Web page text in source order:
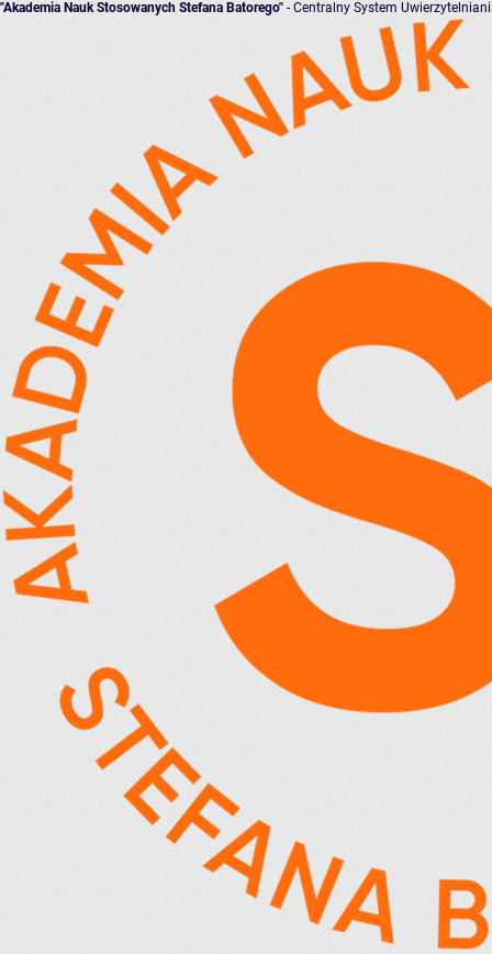
"Akademia Nauk Stosowanych Stefana Batorego" - Centralny System